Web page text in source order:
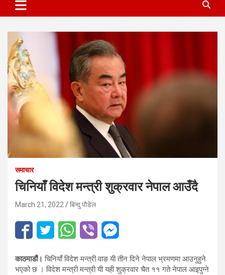
समाचार
चिनियाँ विदेश मन्त्री शुक्रवार नेपाल आउँदै
March 21, 2022 बिन्दु पौडेल
काठमाडौं। चिनियाँ विदेश मन्त्री वाङ यी तीन दिने नेपाल भ्रमणमा आउनुहुने
भएको छ । विदेश मन्त्री मन्त्री यी यही शुक्रवार चैत ११ गते नेपाल आइपुग्ने